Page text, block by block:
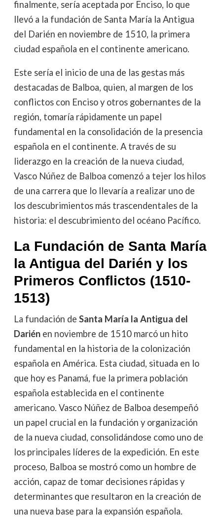
finalmente, sería aceptada por Enciso, lo que
llevó a la fundación de Santa María la Antigua
del Darién en noviembre de 1510, la primera
ciudad española en el continente americano.
Este sería el inicio de una de las gestas más
destacadas de Balboa, quien, al margen de los
conflictos con Enciso y otros gobernantes de la
región, tomaría rápidamente un papel
fundamental en la consolidación de la presencia
española en el continente. A través de su
liderazgo en la creación de la nueva ciudad,
Vasco Núñez de Balboa comenzó a tejer los hilos
de una carrera que lo llevaría a realizar uno de
los descubrimientos más trascendentales de la
historia: el descubrimiento del océano Pacífico.
La Fundación de Santa María
la Antigua del Darién y los
Primeros Conflictos (1510-
1513)
La fundación de Santa María la Antigua del
Dariénen noviembre de 1510 marcó un hito
fundamental en la historia de la colonización
española en América. Esta ciudad, situada en lo
que hoy es Panamá, fue la primera población
española establecida en el continente
americano. Vasco Núñez de Balboa desempeñó
un papel crucial en la fundación y organización
de la nueva ciudad, consolidándose como uno de
los principales líderes de la expedición. En este
proceso, Balboa se mostró como un hombre de
acción, capaz de tomar decisiones rápidas y
determinantes que resultaron en la creación de
una nueva base para la expansión española.